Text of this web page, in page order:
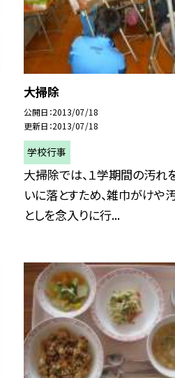
大掃除
公開日 2013/07/18
更新日 2013/07/18
学校行事
大掃除では、１学期間の汚れ
いに落とすため、雑巾がけや
としを念入りに行...